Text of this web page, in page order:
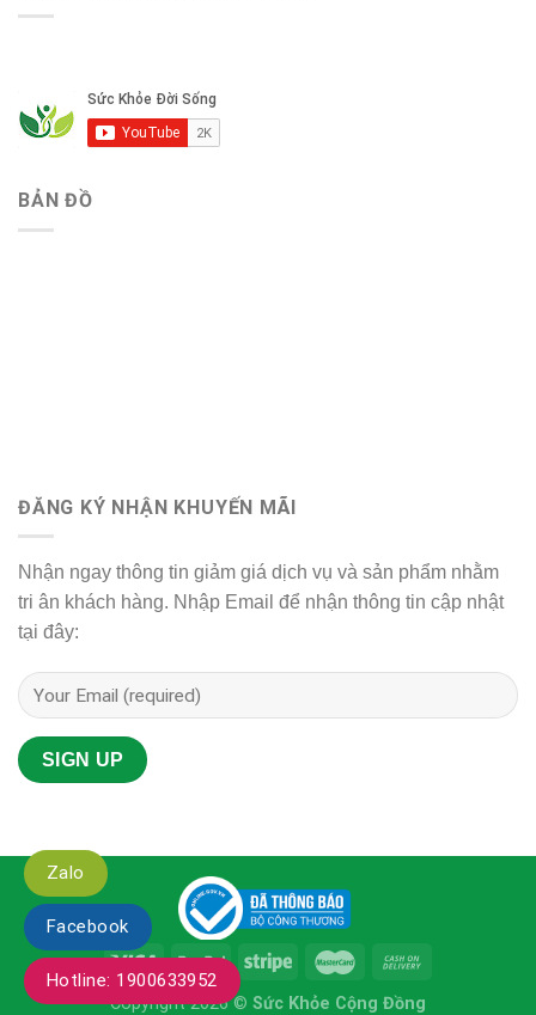
BẢN ĐỒ
ĐĂNG KÝ NHẬN KHUYẾN MÃI
Nhận ngay thông tin giảm giá dịch vụ và sản phẩm nhằm
tri ân khách hàng. Nhập Email để nhận thông tin cập nhật
tại đây:
Copyright 2026 © Sức Khỏe Cộng Đồng
Zalo
Facebook
Hotline: 1900633952